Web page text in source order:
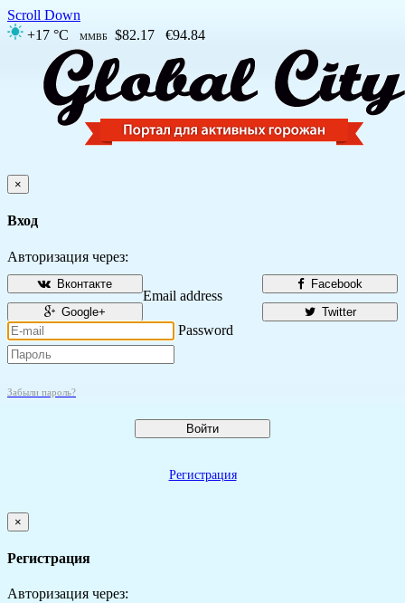
Scroll Down
+17 °C
ММВБ $82.17 €94.84
×
Вход
Авторизация через:
Facebook
Вконтакте
Twitter
Google+
Email address
Password
Забыли пароль?
Войти
Регистрация
×
Регистрация
Авторизация через: